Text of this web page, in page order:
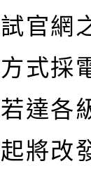
試官網
方式採
若達各
起將改